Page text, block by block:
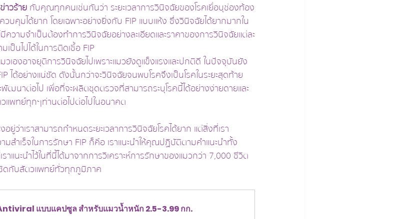
ข่าวร้าย กับคุณทุกคนเช่นกันว่า ระยะเวลาการวินิจฉัยของโรคเยื่อบุช่องท้อง
บคุมได้ยาก โดยเฉพาะอย่างยิ่งกับ FIP แบบแห้ง ซึ่งวินิจฉัยได้ยากมากใน
ความจำเป็นต้องทำการวินิจฉัยอย่างละเอียดและราคาของการวินิจฉัยแต่ละ
ป็นไปได้ในการติดเชื้อ FIP
เองอาจยุติการวินิจฉัยไปเพราะแมวยังดูแข็งแรงและปกติดี ในปัจจุบันยัง
ได้อย่างแน่ชัด ดังนั้นกว่าจะวินิจฉัยจนพบโรคจึงเป็นโรคในระยะสุดท้าย
พัฒนาต่อไป เพื่อที่จะผลิตชุดตรวจที่สามารถระบุโรคนี้ได้อย่างง่ายดายและ
แพทย์ทุกๆท่านต่อไปต่อไปในอนาคต
อยู่ว่าเราสามารถกำหนดระยะเวลาการวินิจฉัยโรคได้ยาก แต่สิ่งที่เรา
ามสำเร็จในการรักษา FIP ก็คือ เราแนะนำให้คุณปฏิบัติตามคำแนะนำทั้ง
แนะนำไว้ในที่นี้ได้มาจากการวิเคราะห์การรักษาของแมวกว่า 7,000 ชีวิต
ดกับสัตวแพทย์ทั่วทุกภูมิภาค
แบบแคปซูล สำหรับแมวน้ำหนัก 2.5-3.99 กก.